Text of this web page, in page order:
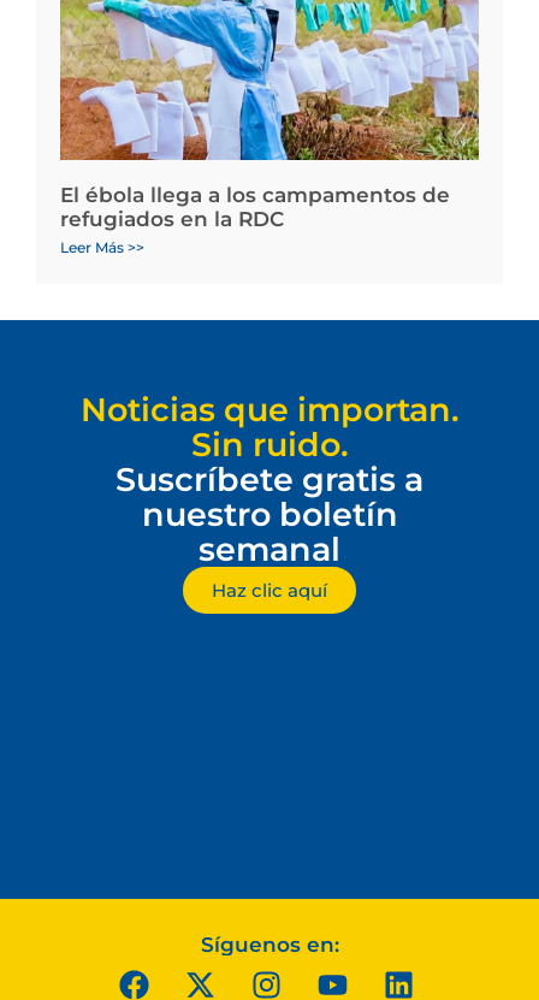
El ébola llega a los campamentos de
refugiados en la RDC
Leer Más >>
Noticias que importan.
Sin ruido.
Suscríbete gratis a
nuestro boletín
semanal
Haz clic aquí
Síguenos en: